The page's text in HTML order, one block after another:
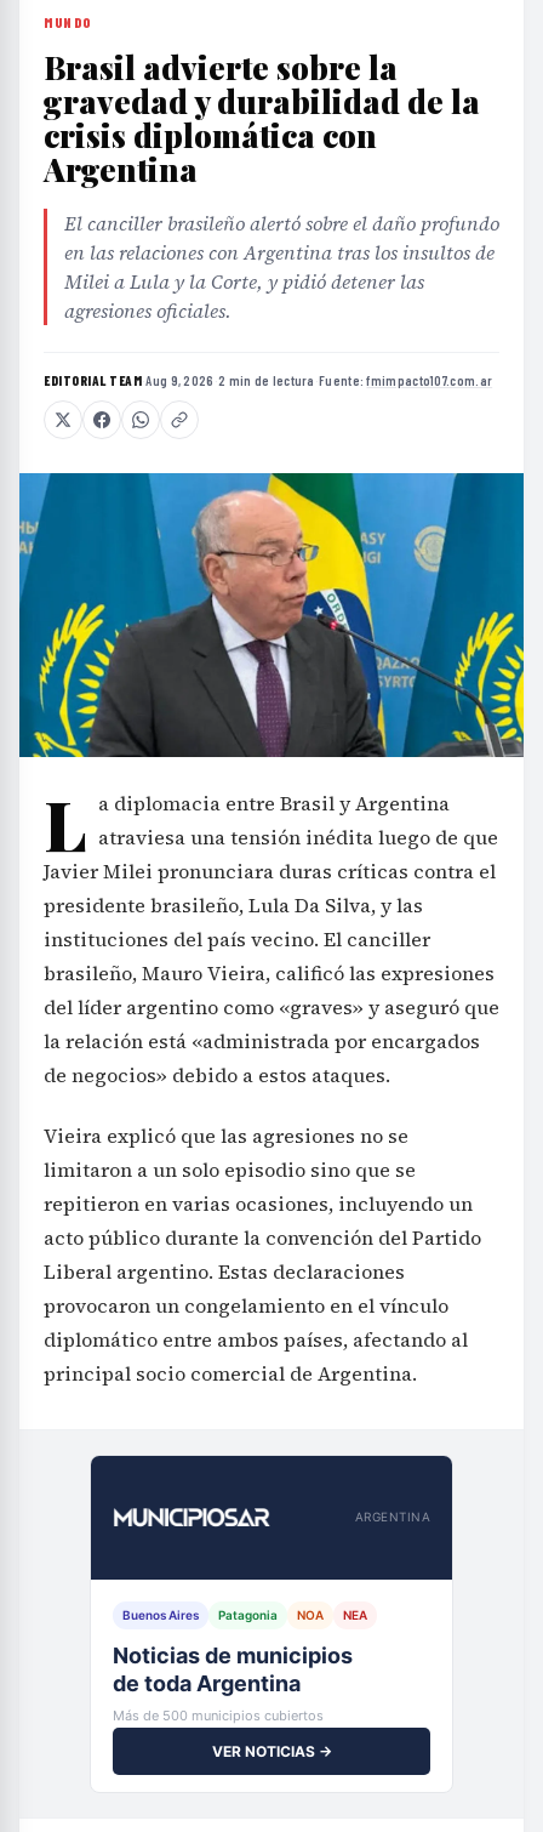
MUNDO
Brasil advierte sobre la
gravedad y durabilidad de la
crisis diplomática con
Argentina
El canciller brasileño alertó sobre el daño profundo
en las relaciones con Argentina tras los insultos de
Milei a Lula y la Corte, y pidió detener las
agresiones oficiales.
EDITORIAL TEAM·Aug 9, 2026 ·2 min de lectura ·Fuente:fmimpacto107.com.ar
L a diplomacia entre Brasil y Argentina
atraviesa una tensión inédita luego de que
Javier Milei pronunciara duras críticas contra el
presidente brasileño, Lula Da Silva, y las
instituciones del país vecino. El canciller
brasileño, Mauro Vieira, calificó las expresiones
del líder argentino como «graves» y aseguró que
la relación está «administrada por encargados
de negocios» debido a estos ataques.
Vieira explicó que las agresiones no se
limitaron a un solo episodio sino que se
repitieron en varias ocasiones, incluyendo un
acto público durante la convención del Partido
Liberal argentino. Estas declaraciones
provocaron un congelamiento en el vínculo
diplomático entre ambos países, afectando al
principal socio comercial de Argentina.
ARGENTINA
Buenos Aires Patagonia NOA NEA
Noticias de municipios
de toda Argentina
Más de 500 municipios cubiertos
VER NOTICIAS →